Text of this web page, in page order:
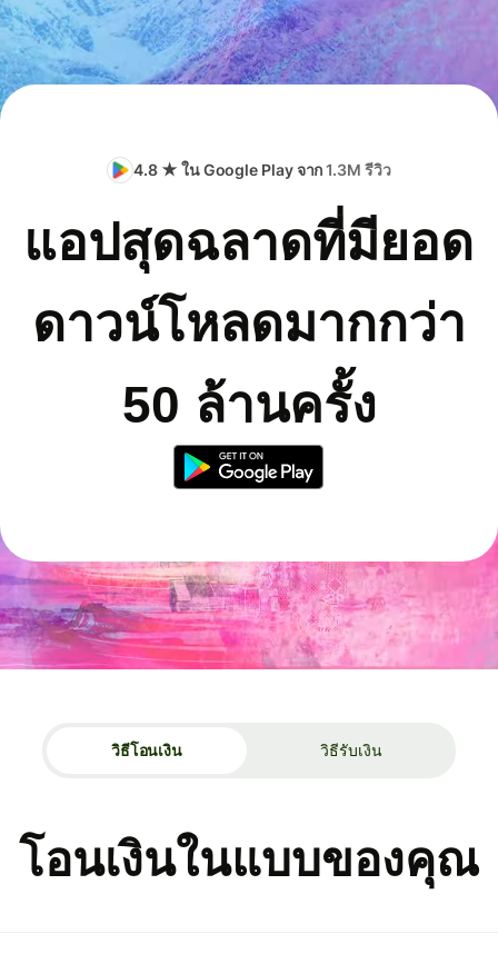
4.8 ★ ใน Google Play จาก1.3M รีวิว
แอปสุดฉลาดที่มียอด
ดาวน์โหลดมากกว่า
50 ล้านครั้ง
วิธีโอนเงิน วิธีรับเงิน
โอนเงินในแบบของคุณ